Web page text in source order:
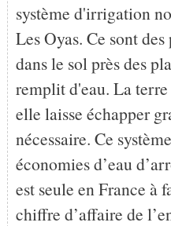
système d'irrigation
Les Oyas. Ce sont
dans le sol près des
remplit d'eau. La
elle laisse échapper
nécessaire. Ce
économies d’eau
est seule en France à
chiffre d’affaire de